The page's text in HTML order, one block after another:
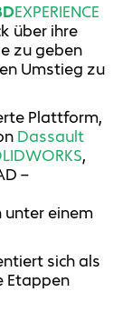
EXPERIENCE
über ihre
zu geben
Umstieg zu
Plattform,
Dassault
,
–
einem
sich als
Etappen